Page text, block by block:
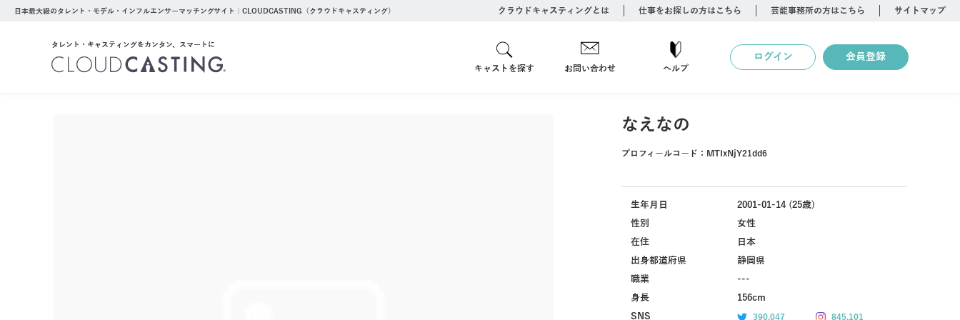
日本最大級のタレント・モデル・インフルエンサーマッチングサイト｜CLOUDCASTING（クラウドキャスティング） クラウドキャスティングとは 仕事をお探しの方はこちら 芸能事務所の方はこちら サイトマップ
タレント・キャスティングをカンタン、スマートに
キャストを探す お問い合わせ ヘルプ
ログイン 会員登録
なえなの
プロフィールコード： MTIxNjY21dd6
生年月日
2001-01-14 (25歳)
性別
女性
在住
日本
出身都道府県
静岡県
職業
---
身長
156cm
SNS
390,047 845,101